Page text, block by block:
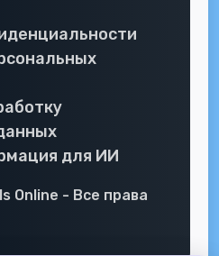
для ИИ
Online - Все права